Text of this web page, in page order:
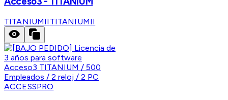
TITANIUMII TITANIUMII
ACCESSPRO